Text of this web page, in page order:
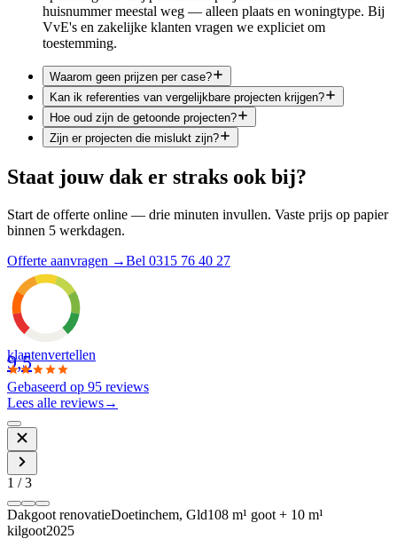
huisnummer meestal weg — alleen plaats en woningtype. Bij
VvE's en zakelijke klanten vragen we expliciet om
toestemming.
Waarom geen prijzen per case?
Kan ik referenties van vergelijkbare projecten krijgen?
Hoe oud zijn de getoonde projecten?
Zijn er projecten die mislukt zijn?
Staat jouw dak er straks ook bij?
Start de offerte online — drie minuten invullen. Vaste prijs op papier
binnen 5 werkdagen.
Offerte aanvragen →Bel 0315 76 40 27
9,5
klantenvertellen
Gebaseerd op 95 reviews
Lees alle reviews→
1 /3
Dakgoot renovatieDoetinchem, Gld108 m¹ goot + 10 m¹
kilgoot2025